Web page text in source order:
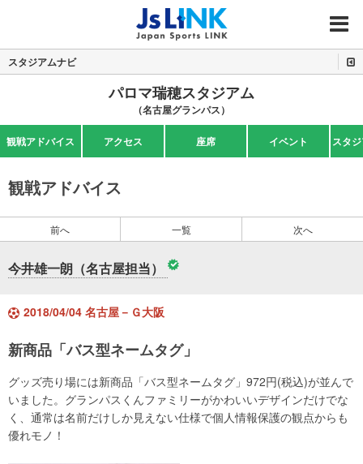
MENU
スタジアムナビ
パロマ瑞穂スタジアム
（名古屋グランパス）
観戦アドバイス アクセス 座席 イベント スタ
観戦アドバイス
前へ 一覧 次へ
今井雄一朗（名古屋担当）
2018/04/04 名古屋－Ｇ大阪
新商品「バス型ネームタグ」
グッズ売り場には新商品「バス型ネームタグ」972円(税込)が並んで
いました。グランパスくんファミリーがかわいいデザインだけでな
く、通常は名前だけしか見えない仕様で個人情報保護の観点からも
優れモノ！